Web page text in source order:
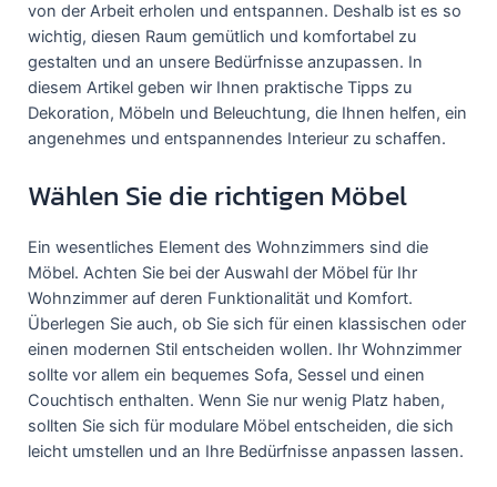
von der Arbeit erholen und entspannen. Deshalb ist es so
wichtig, diesen Raum gemütlich und komfortabel zu
gestalten und an unsere Bedürfnisse anzupassen. In
diesem Artikel geben wir Ihnen praktische Tipps zu
Dekoration, Möbeln und Beleuchtung, die Ihnen helfen, ein
angenehmes und entspannendes Interieur zu schaffen.
Wählen Sie die richtigen Möbel
Ein wesentliches Element des Wohnzimmers sind die
Möbel. Achten Sie bei der Auswahl der Möbel für Ihr
Wohnzimmer auf deren Funktionalität und Komfort.
Überlegen Sie auch, ob Sie sich für einen klassischen oder
einen modernen Stil entscheiden wollen. Ihr Wohnzimmer
sollte vor allem ein bequemes Sofa, Sessel und einen
Couchtisch enthalten. Wenn Sie nur wenig Platz haben,
sollten Sie sich für modulare Möbel entscheiden, die sich
leicht umstellen und an Ihre Bedürfnisse anpassen lassen.